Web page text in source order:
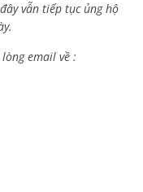
vẫn tiếp tục ủng hộ
email về :